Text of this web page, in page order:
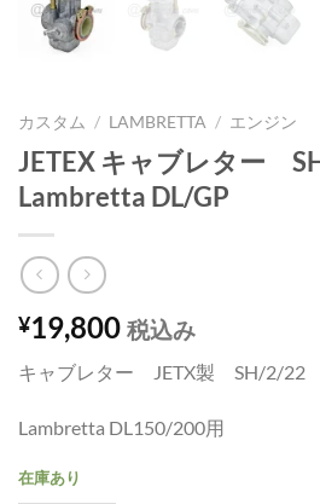
カスタム / LAMBRETTA / エンジン
JETEX キャブレター
Lambretta DL/GP
¥19,800 税込み
キャブレター JETX製 SH/2/22
Lambretta DL150/200用
在庫あり